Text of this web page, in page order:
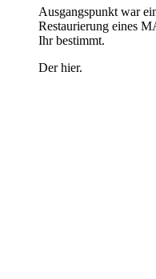
Ausgangspunkt war
Restaurierung eines
Ihr bestimmt.
Der hier.